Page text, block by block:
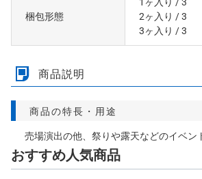
梱包形態
2ヶ入り / 3
3ヶ入り / 3
商品説明
商品の特長・用途
売場演出の他、祭りや露天などのイベン
おすすめ人気商品